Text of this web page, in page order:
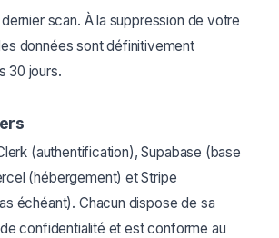
scan. À la suppression de votre
données sont définitivement
30 jours.
(authentification), Supabase (base
(hébergement) et Stripe
échéant). Chacun dispose de sa
confidentialité et est conforme au